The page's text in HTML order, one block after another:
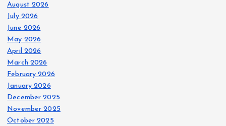
August 2026
July 2026
June 2026
May 2026
April 2026
March 2026
February 2026
January 2026
December 2025
November 2025
October 2025